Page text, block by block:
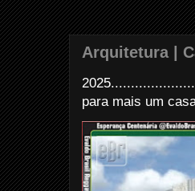
Arquitetura |
para mais um